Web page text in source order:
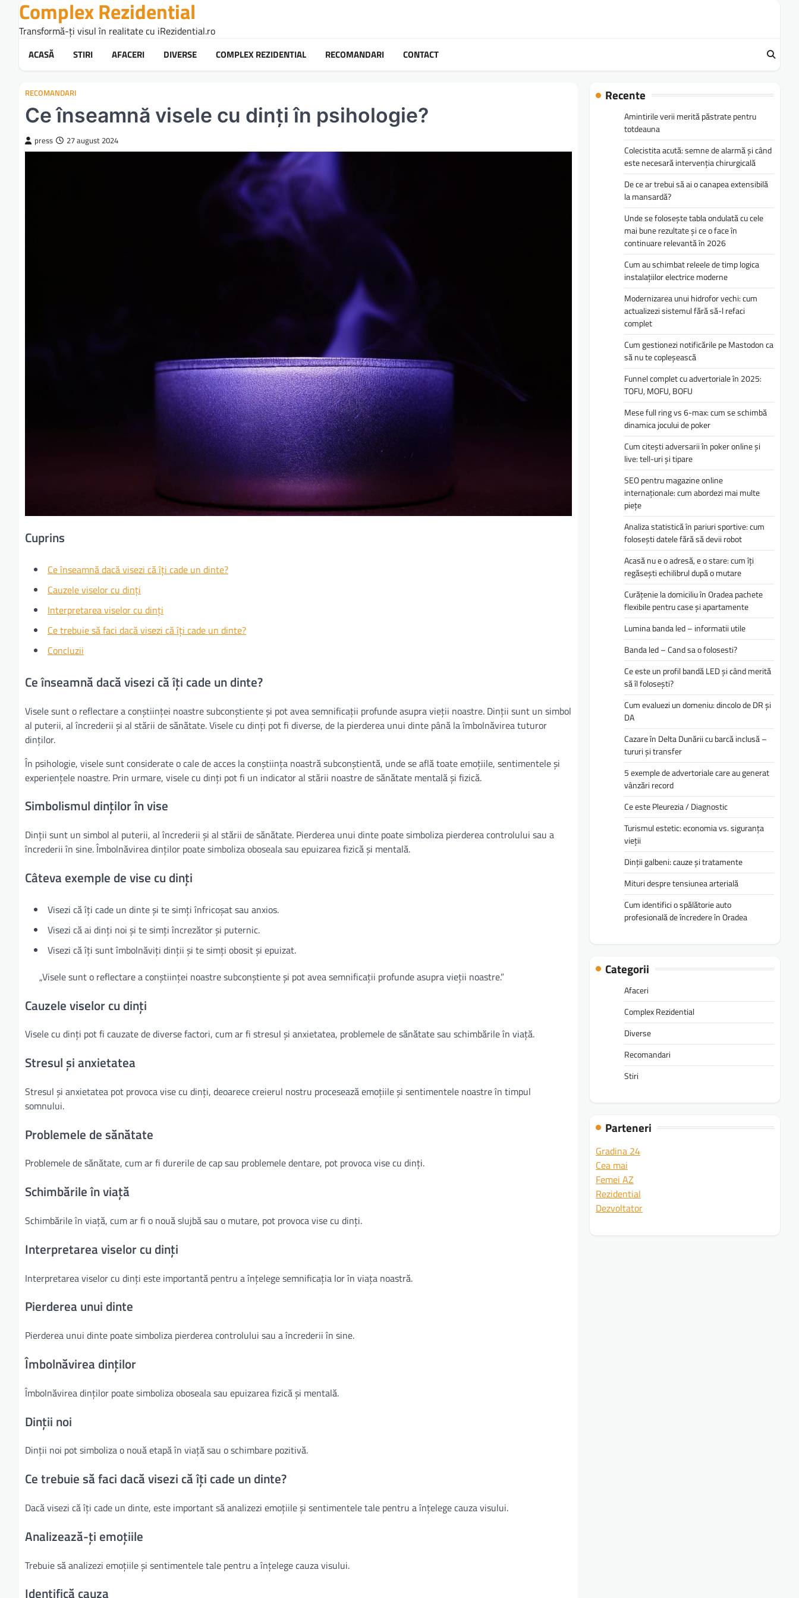
content
Complex Rezidential
Transformă-ți visul în realitate cu iRezidential.ro
ACASĂ STIRI AFACERI DIVERSE COMPLEX REZIDENTIAL RECOMANDARI CONTACT
RECOMANDARI
Ce înseamnă visele cu dinți în psihologie?
press 27 august 2024
Cuprins
Ce înseamnă dacă visezi că îți cade un dinte?
Cauzele viselor cu dinți
Interpretarea viselor cu dinți
Ce trebuie să faci dacă visezi că îți cade un dinte?
Concluzii
Ce înseamnă dacă visezi că îți cade un dinte?
Visele sunt o reflectare a conștiinței noastre subconștiente și pot avea semnificații profunde asupra vieții noastre. Dinții sunt un simbol
al puterii, al încrederii și al stării de sănătate. Visele cu dinți pot fi diverse, de la pierderea unui dinte până la îmbolnăvirea tuturor
dinților.
În psihologie, visele sunt considerate o cale de acces la conștiința noastră subconștientă, unde se află toate emoțiile, sentimentele și
experiențele noastre. Prin urmare, visele cu dinți pot fi un indicator al stării noastre de sănătate mentală și fizică.
Simbolismul dinților în vise
Dinții sunt un simbol al puterii, al încrederii și al stării de sănătate. Pierderea unui dinte poate simboliza pierderea controlului sau a
încrederii în sine. Îmbolnăvirea dinților poate simboliza oboseala sau epuizarea fizică și mentală.
Câteva exemple de vise cu dinți
Visezi că îți cade un dinte și te simți înfricoșat sau anxios.
Visezi că ai dinți noi și te simți încrezător și puternic.
Visezi că îți sunt îmbolnăviți dinții și te simți obosit și epuizat.
„Visele sunt o reflectare a conștiinței noastre subconștiente și pot avea semnificații profunde asupra vieții noastre.”
Cauzele viselor cu dinți
Visele cu dinți pot fi cauzate de diverse factori, cum ar fi stresul și anxietatea, problemele de sănătate sau schimbările în viață.
Stresul și anxietatea
Stresul și anxietatea pot provoca vise cu dinți, deoarece creierul nostru procesează emoțiile și sentimentele noastre în timpul
somnului.
Problemele de sănătate
Problemele de sănătate, cum ar fi durerile de cap sau problemele dentare, pot provoca vise cu dinți.
Schimbările în viață
Schimbările în viață, cum ar fi o nouă slujbă sau o mutare, pot provoca vise cu dinți.
Interpretarea viselor cu dinți
Interpretarea viselor cu dinți este importantă pentru a înțelege semnificația lor în viața noastră.
Pierderea unui dinte
Pierderea unui dinte poate simboliza pierderea controlului sau a încrederii în sine.
Îmbolnăvirea dinților
Îmbolnăvirea dinților poate simboliza oboseala sau epuizarea fizică și mentală.
Dinții noi
Dinții noi pot simboliza o nouă etapă în viață sau o schimbare pozitivă.
Ce trebuie să faci dacă visezi că îți cade un dinte?
Dacă visezi că îți cade un dinte, este important să analizezi emoțiile și sentimentele tale pentru a înțelege cauza visului.
Analizează-ți emoțiile
Trebuie să analizezi emoțiile și sentimentele tale pentru a înțelege cauza visului.
Identifică cauza
Recente
Amintirile verii merită păstrate pentru
totdeauna
Colecistita acută: semne de alarmă și când
este necesară intervenția chirurgicală
De ce ar trebui să ai o canapea extensibilă
la mansardă?
Unde se folosește tabla ondulată cu cele
mai bune rezultate și ce o face în
continuare relevantă în 2026
Cum au schimbat releele de timp logica
instalațiilor electrice moderne
Modernizarea unui hidrofor vechi: cum
actualizezi sistemul fără să-l refaci
complet
Cum gestionezi notificările pe Mastodon ca
să nu te copleșească
Funnel complet cu advertoriale în 2025:
TOFU, MOFU, BOFU
Mese full ring vs 6-max: cum se schimbă
dinamica jocului de poker
Cum citești adversarii în poker online și
live: tell-uri și tipare
SEO pentru magazine online
internaționale: cum abordezi mai multe
piețe
Analiza statistică în pariuri sportive: cum
folosești datele fără să devii robot
Acasă nu e o adresă, e o stare: cum îți
regăsești echilibrul după o mutare
Curățenie la domiciliu în Oradea pachete
flexibile pentru case și apartamente
Lumina banda led – informatii utile
Banda led – Cand sa o folosesti?
Ce este un profil bandă LED și când merită
să îl folosești?
Cum evaluezi un domeniu: dincolo de DR și
DA
Cazare în Delta Dunării cu barcă inclusă –
tururi și transfer
5 exemple de advertoriale care au generat
vânzări record
Ce este Pleurezia / Diagnostic
Turismul estetic: economia vs. siguranța
vieții
Dinții galbeni: cauze și tratamente
Mituri despre tensiunea arterială
Cum identifici o spălătorie auto
profesională de încredere în Oradea
Categorii
Afaceri
Complex Rezidential
Diverse
Recomandari
Stiri
Parteneri
Gradina 24
Cea mai
Femei AZ
Rezidential
Dezvoltator